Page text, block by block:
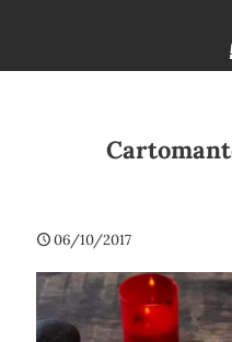
06/10/2017